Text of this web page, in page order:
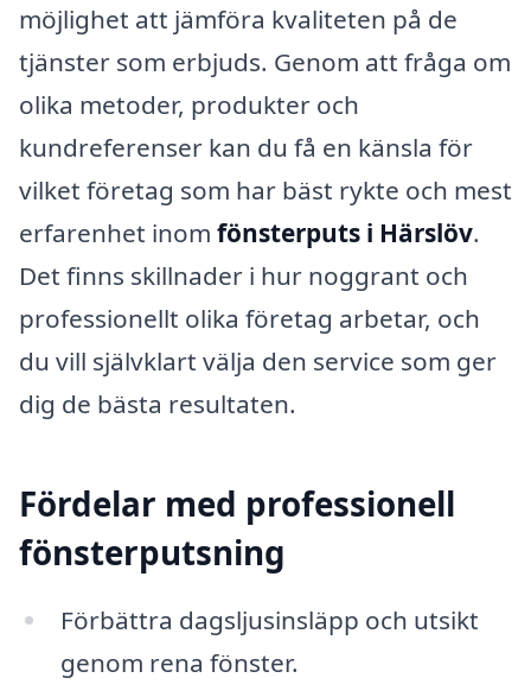
möjlighet att jämföra kvaliteten på de
tjänster som erbjuds. Genom att fråga om
olika metoder, produkter och
kundreferenser kan du få en känsla för
vilket företag som har bäst rykte och mest
erfarenhet inom fönsterputs i Härslöv.
Det finns skillnader i hur noggrant och
professionellt olika företag arbetar, och
du vill självklart välja den service som ger
dig de bästa resultaten.
Fördelar med professionell
fönsterputsning
Förbättra dagsljusinsläpp och utsikt
genom rena fönster.